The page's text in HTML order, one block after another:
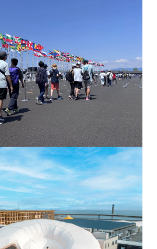
的に入場いただきました
オン「PASONA NATUREVERSE」